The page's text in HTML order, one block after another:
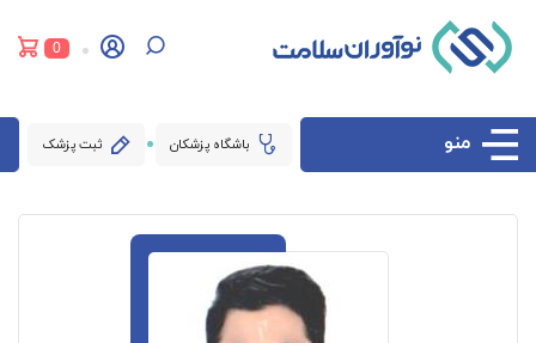
0
منو باشگاه پزشکان ثبت پزشک